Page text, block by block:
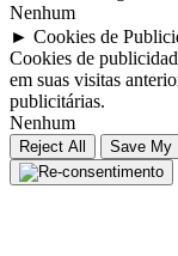
Nenhum
► Cookies de
Cookies de
em suas visitas
publicitárias.
Nenhum
Reject All Save My